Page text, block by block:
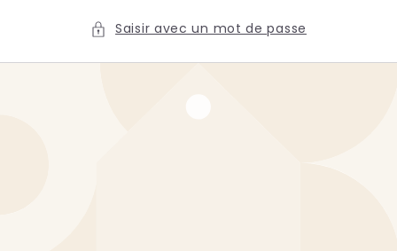
Saisir avec un mot de passe